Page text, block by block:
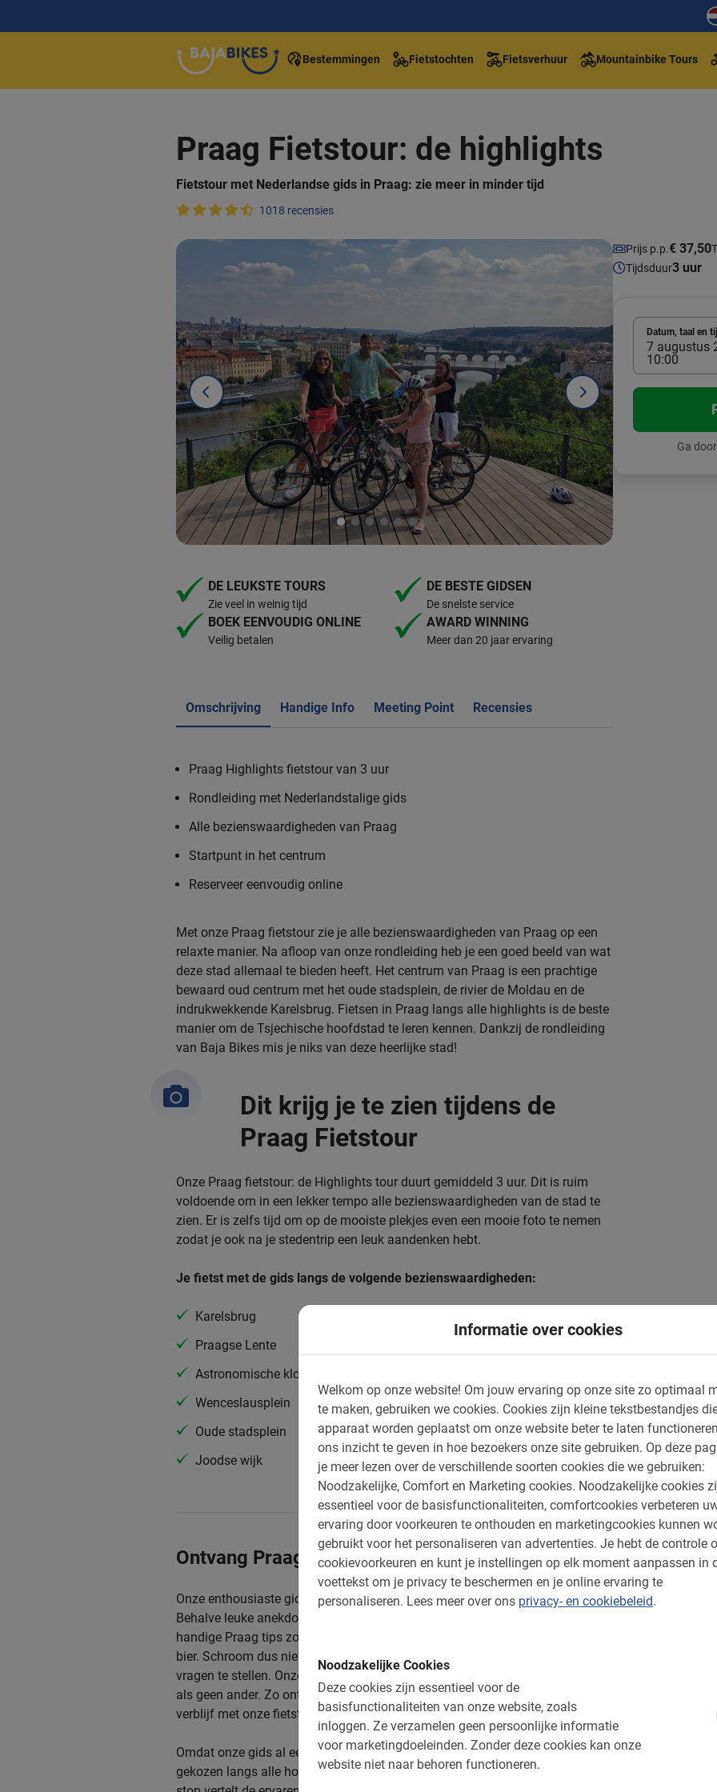
Informatie over cookies
Welkom op onze website! Om jouw ervaring op onze site zo optimaal
te maken, gebruiken we cookies. Cookies zijn kleine tekstbestandjes
apparaat worden geplaatst om onze website beter te laten
ons inzicht te geven in hoe bezoekers onze site gebruiken. Op deze
je meer lezen over de verschillende soorten cookies die we gebruiken:
Noodzakelijke, Comfort en Marketing cookies. Noodzakelijke cookies
essentieel voor de basisfunctionaliteiten, comfortcookies verbeteren
ervaring door voorkeuren te onthouden en marketingcookies kunnen
gebruikt voor het personaliseren van advertenties. Je hebt de controle
cookievoorkeuren en kunt je instellingen op elk moment aanpassen in
voettekst om je privacy te beschermen en je online ervaring te
personaliseren. Lees meer over ons privacy- en cookiebeleid.
Noodzakelijke Cookies
Deze cookies zijn essentieel voor de
basisfunctionaliteiten van onze website, zoals
inloggen. Ze verzamelen geen persoonlijke informatie
voor marketingdoeleinden. Zonder deze cookies kan onze
website niet naar behoren functioneren.
Bestemmingen Fietstochten Fietsverhuur Mountainbike Tours
Praag Fietstour: de highlights
Fietstour met Nederlandse gids in Praag: zie meer in minder tijd
1018 recensies
DE LEUKSTE TOURS
Zie veel in weinig tijd
DE BESTE GIDSEN
De snelste service
BOEK EENVOUDIG ONLINE
Veilig betalen
AWARD WINNING
Meer dan 20 jaar ervaring
Omschrijving Handige Info Meeting Point Recensies
Praag Highlights fietstour van 3 uur
Rondleiding met Nederlandstalige gids
Alle bezienswaardigheden van Praag
Startpunt in het centrum
Reserveer eenvoudig online
Met onze Praag fietstour zie je alle bezienswaardigheden van Praag op een
relaxte manier. Na afloop van onze rondleiding heb je een goed beeld van wat
deze stad allemaal te bieden heeft. Het centrum van Praag is een prachtige
bewaard oud centrum met het oude stadsplein, de rivier de Moldau en de
indrukwekkende Karelsbrug. Fietsen in Praag langs alle highlights is de beste
manier om de Tsjechische hoofdstad te leren kennen. Dankzij de rondleiding
van Baja Bikes mis je niks van deze heerlijke stad!
Dit krijg je te zien tijdens de
Praag Fietstour
Onze Praag fietstour: de Highlights tour duurt gemiddeld 3 uur. Dit is ruim
voldoende om in een lekker tempo alle bezienswaardigheden van de stad te
zien. Er is zelfs tijd om op de mooiste plekjes even een mooie foto te nemen
zodat je ook na je stedentrip een leuk aandenken hebt.
Je fietst met de gids langs de volgende bezienswaardigheden:
Karelsbrug
Praagse Lente
Astronomische klok
Wenceslausplein
Oude stadsplein
Joodse wijk
Kampa eiland
John Lennon wall
en nog veel meer!
Ontvang Praag tips van onze ervaren gids
Onze enthousiaste gidsen kennen alle geheimen en verborgen schatten.
Behalve leuke anekdotes over de geschiedenis is de gids de ideale bron voor
handige Praag tips zoals waar je het lekkerste eten vindt of het goedkoopste
bier. Schroom dus niet om tijdens de rondleiding in Praag de gids al jouw
vragen te stellen. Onze gids woont al geruime tijd in de stad en kent deze plek
als geen ander. Zo ontvang je de beste tips voor na de excursie. Begin je jouw
verblijf met onze fietstour dan heb je daar je hele stedentrip baat bij.
Omdat onze gids al een tijd in de stad woont, hebben we ook de beste route
gekozen langs alle hoogtepunten. Je mist dus niks en bij elke interessante
Prijs p.p.€ 37,50
Tijdsduur3 uur
Datum, taal en
7 augustus
10:00
Ga